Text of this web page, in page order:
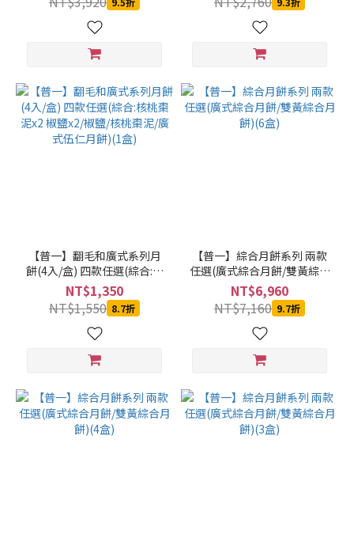
Byer
台
北
晶
鄉
農
(17)
價格
(NT$)
【普一】翻毛和廣式系列月
餅(4入/盒) 四款任選(綜合:核
桃棗泥x2 椒鹽x2/椒鹽/核桃
棗泥/廣式伍仁月餅)(1盒)
NT$1,350
NT$1,550 8.7折
【普一】綜合月餅系列 兩款
任選(廣式綜合月餅/雙黃綜合
月餅)(6盒)
NT$6,960
NT$7,160 9.7折